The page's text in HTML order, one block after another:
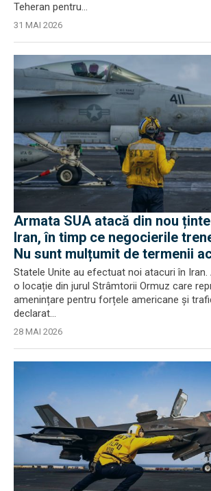
Teheran pentru...
31 MAI 2026
Armata SUA atacă din nou
Iran, în timp ce negocierile
Nu sunt mulțumit de termenii
Statele Unite au efectuat noi atacuri în
o locație din jurul Strâmtorii Ormuz care
amenințare pentru forțele americane și
declarat...
28 MAI 2026